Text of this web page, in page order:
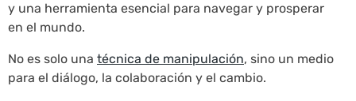
y una herramienta esencial para navegar y prosperar
en el mundo.
No es solo una técnica de manipulación, sino un medio
para el diálogo, la colaboración y el cambio.